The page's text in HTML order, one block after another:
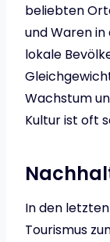
beliebten
und Waren in
lokale
Wachstum
Kultur ist oft
In den
Tourismus